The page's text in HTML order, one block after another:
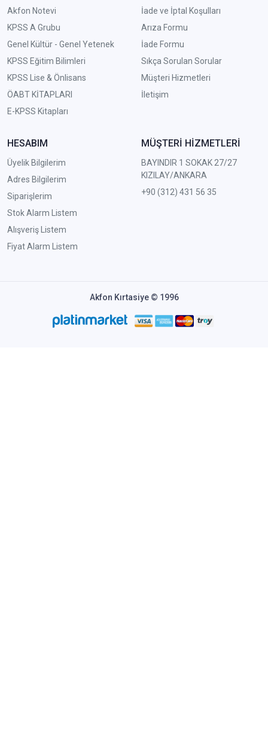
Akfon Notevi
KPSS A Grubu
Genel Kültür - Genel Yetenek
KPSS Eğitim Bilimleri
KPSS Lise & Önlisans
ÖABT KİTAPLARI
E-KPSS Kitapları
İade ve İptal Koşulları
Arıza Formu
İade Formu
Sıkça Sorulan Sorular
Müşteri Hizmetleri
İletişim
HESABIM
Üyelik Bilgilerim
Adres Bilgilerim
Siparişlerim
Stok Alarm Listem
Alışveriş Listem
Fiyat Alarm Listem
MÜŞTERİ HİZMETLERİ
BAYINDIR 1 SOKAK 27/27
KIZILAY/ANKARA
+90 (312) 431 56 35
Akfon Kırtasiye © 1996